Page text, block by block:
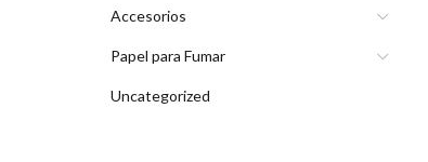
Accesorios
Papel para Fumar
Uncategorized